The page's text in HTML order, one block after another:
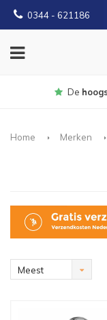
0344 - 621186
Home Merken
Meest